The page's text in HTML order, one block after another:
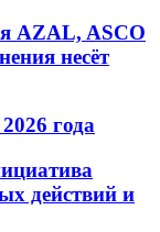
AZAL, ASCO
несёт
года
действий и